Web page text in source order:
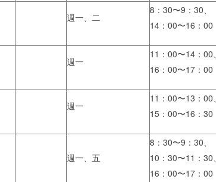
週一、二
8：30〜9：30、
14：00〜16：00
週一
11：00〜14：00、
16：00〜17：00
週一
11：00〜13：00、
15：00〜16：30
週一、五
8：30〜9：30、
10：30〜11：30、
16：00〜17：00